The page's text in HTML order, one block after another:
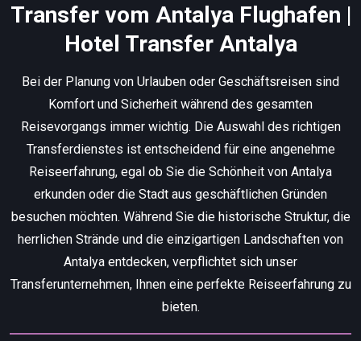
Transfer vom Antalya Flughafen |
Hotel Transfer Antalya
Bei der Planung von Urlauben oder Geschäftsreisen sind
Komfort und Sicherheit während des gesamten
Reisevorgangs immer wichtig. Die Auswahl des richtigen
Transferdienstes ist entscheidend für eine angenehme
Reiseerfahrung, egal ob Sie die Schönheit von Antalya
erkunden oder die Stadt aus geschäftlichen Gründen
besuchen möchten. Während Sie die historische Struktur, die
herrlichen Strände und die einzigartigen Landschaften von
Antalya entdecken, verpflichtet sich unser
Transferunternehmen, Ihnen eine perfekte Reiseerfahrung zu
bieten.